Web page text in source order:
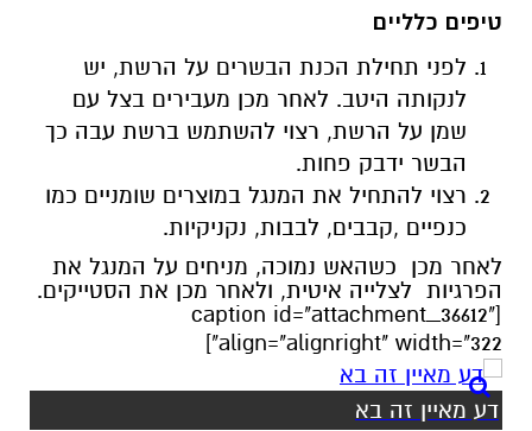
טיפים כלליים
לפני תחילת הכנת הבשרים על הרשת, יש
לנקותה היטב. לאחר מכן מעבירים בצל עם
שמן על הרשת, רצוי להשתמש ברשת עבה כך
הבשר ידבק פחות.
רצוי להתחיל את המנגל במוצרים שומניים כמו
כנפיים ,קבבים, לבבות, נקניקיות.
לאחר מכן כשהאש נמוכה, מניחים על המנגל את
הפרגיות לצלייה איטית, ולאחר מכן את הסטייקים.
[caption id="attachment_36612"
align="alignright" width="322"]
דע מאיין זה בא